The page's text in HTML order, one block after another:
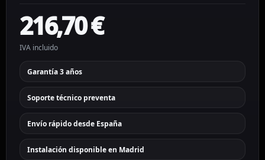
216,70€
IVA incluido
Garantía 3 años
Soporte técnico preventa
Envío rápido desde España
Instalación disponible en Madrid